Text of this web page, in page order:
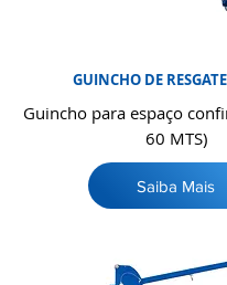
GUINCHO DE
Guincho para espaço
60 MTS)
Saiba Mais